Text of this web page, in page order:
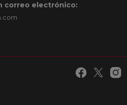
correo electrónico: